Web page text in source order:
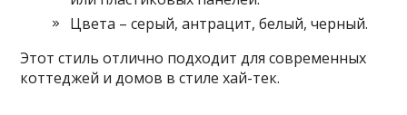
Цвета – серый, антрацит, белый, черный.
Этот стиль отлично подходит для современных
коттеджей и домов в стиле хай-тек.